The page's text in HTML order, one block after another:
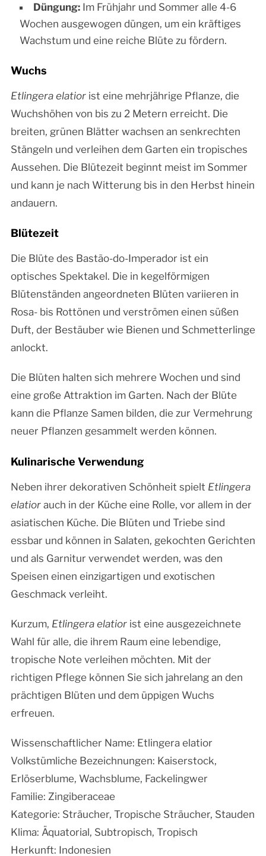
Düngung:Im Frühjahr und Sommer alle 4-6
Wochen ausgewogen düngen, um ein kräftiges
Wachstum und eine reiche Blüte zu fördern.
Wuchs
Etlingera elatiorist eine mehrjährige Pflanze, die
Wuchshöhen von bis zu 2 Metern erreicht. Die
breiten, grünen Blätter wachsen an senkrechten
Stängeln und verleihen dem Garten ein tropisches
Aussehen. Die Blütezeit beginnt meist im Sommer
und kann je nach Witterung bis in den Herbst hinein
andauern.
Blütezeit
Die Blüte des Bastão-do-Imperador ist ein
optisches Spektakel. Die in kegelförmigen
Blütenständen angeordneten Blüten variieren in
Rosa- bis Rottönen und verströmen einen süßen
Duft, der Bestäuber wie Bienen und Schmetterlinge
anlockt.
Die Blüten halten sich mehrere Wochen und sind
eine große Attraktion im Garten. Nach der Blüte
kann die Pflanze Samen bilden, die zur Vermehrung
neuer Pflanzen gesammelt werden können.
Kulinarische Verwendung
Neben ihrer dekorativen Schönheit spielt Etlingera
elatiorauch in der Küche eine Rolle, vor allem in der
asiatischen Küche. Die Blüten und Triebe sind
essbar und können in Salaten, gekochten Gerichten
und als Garnitur verwendet werden, was den
Speisen einen einzigartigen und exotischen
Geschmack verleiht.
Kurzum, Etlingera elatiorist eine ausgezeichnete
Wahl für alle, die ihrem Raum eine lebendige,
tropische Note verleihen möchten. Mit der
richtigen Pflege können Sie sich jahrelang an den
prächtigen Blüten und dem üppigen Wuchs
erfreuen.
Wissenschaftlicher Name: Etlingera elatior
Volkstümliche Bezeichnungen: Kaiserstock,
Erlöserblume, Wachsblume, Fackelingwer
Familie: Zingiberaceae
Kategorie: Sträucher, Tropische Sträucher, Stauden
Klima: Äquatorial, Subtropisch, Tropisch
Herkunft: Indonesien